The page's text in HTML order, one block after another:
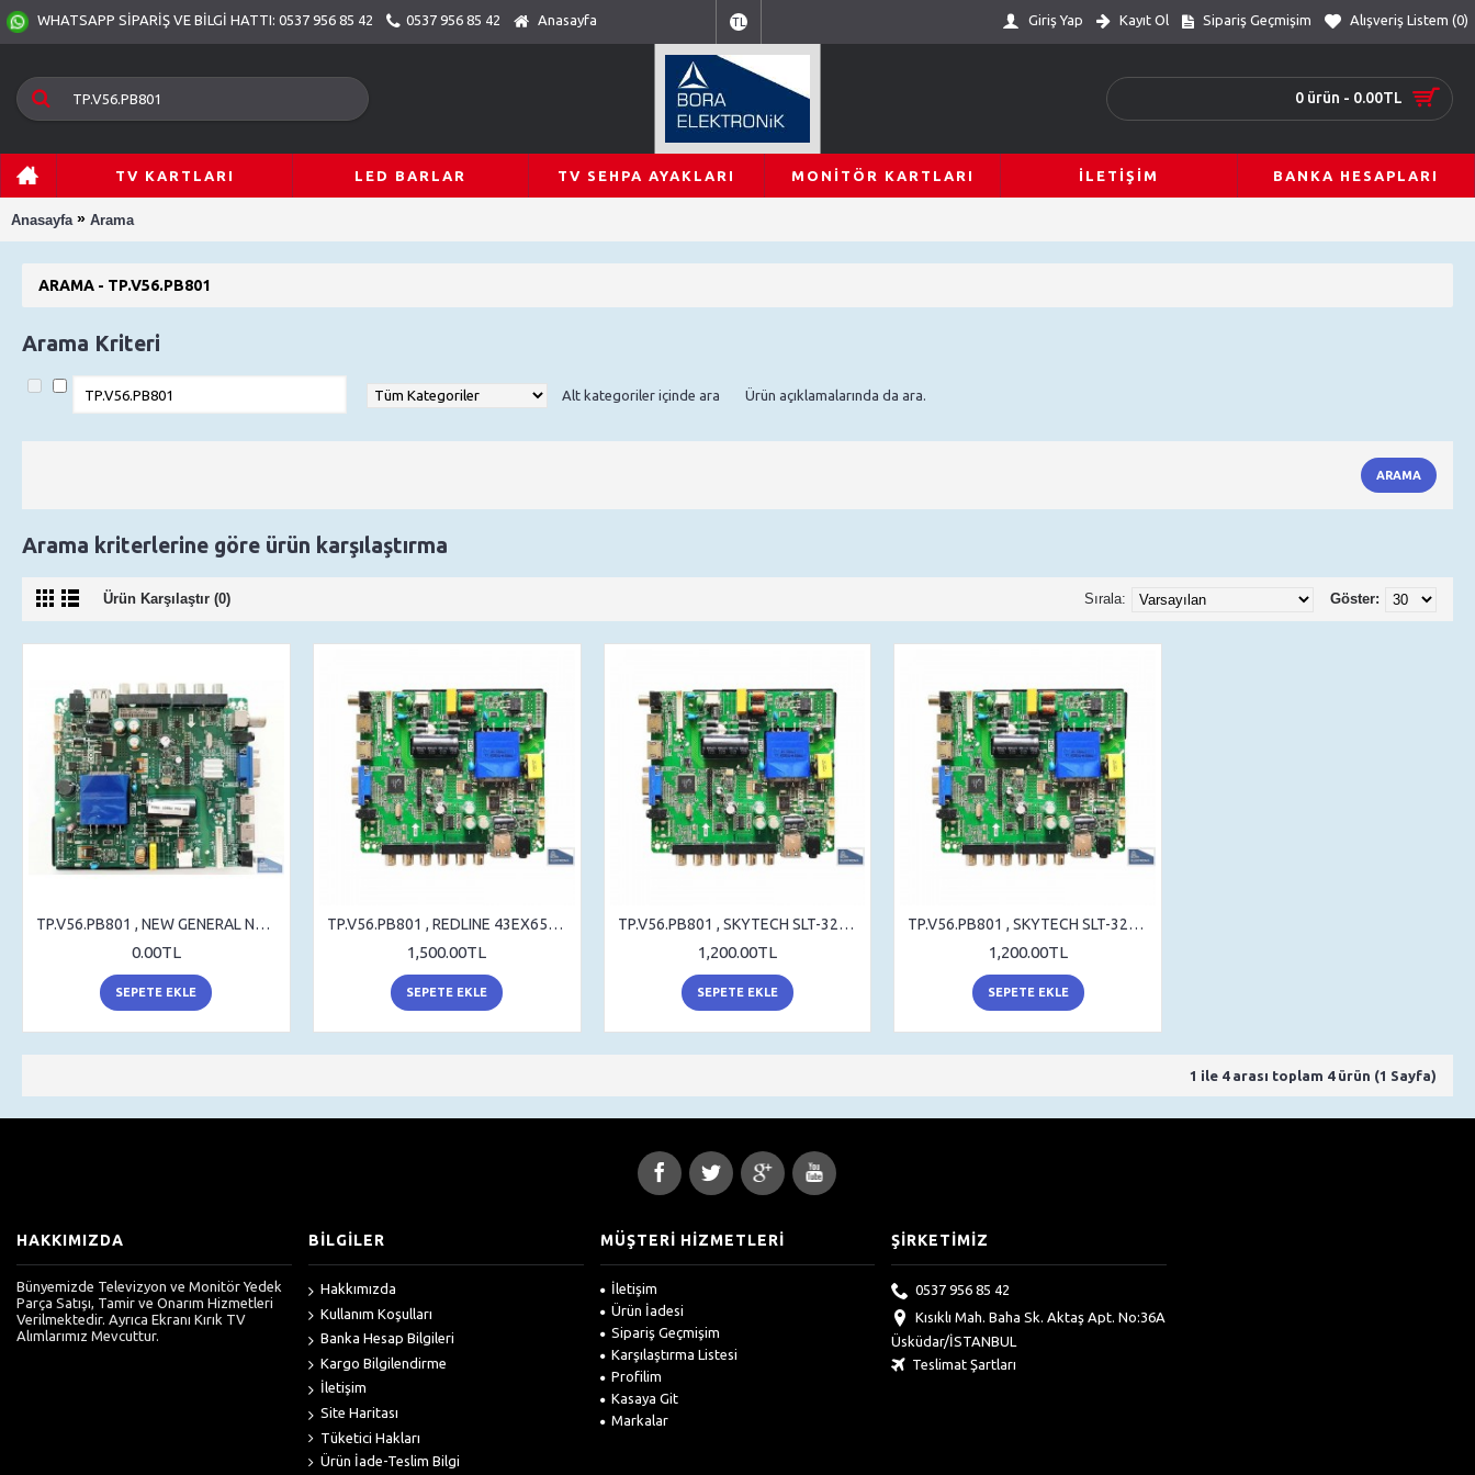
WHATSAPP SİPARİŞ VE BİLGİ HATTI: 0537 956 85 42 0537 956 85 42 Anasayfa TL Giriş Yap Kayıt Ol Sipariş Geçmişim Alışveriş Listem (0)
0 ürün - 0.00TL
TV KARTLARI LED BARLAR TV SEHPA AYAKLARI MONITÖR KARTLARI İLETIŞIM BANKA HESAPLARI
Anasayfa » Arama
ARAMA - TP.V56.PB801
Arama Kriteri
Alt kategoriler içinde ara Ürün açıklamalarında da ara.
Arama kriterlerine göre ürün karşılaştırma
Ürün Karşılaştır (0) Göster:
Sırala:
TP.V56.PB801 , NEW GENERAL NG3288FHD , MAIN BOARD , ANAKART , ST3151A05-8
0.00TL
SEPETE EKLE
TP.V56.PB801 , REDLINE 43EX6543 , CX430DLEDM , MAIN BOARD , ANAKART
1,500.00TL
SEPETE EKLE
TP.V56.PB801 , SKYTECH SLT-3230A , MAIN BOARD , ANAKART , ST3151A05
1,200.00TL
SEPETE EKLE
TP.V56.PB801 , SKYTECH SLT-3230B , MAIN BOARD , ANAKART , T320XVN02
1,200.00TL
SEPETE EKLE
1 ile 4 arası toplam 4 ürün (1 Sayfa)
HAKKIMIZDA
Bünyemizde Televizyon ve Monitör Yedek
Parça Satışı, Tamir ve Onarım Hizmetleri
Verilmektedir. Ayrıca Ekranı Kırık TV
Alımlarımız Mevcuttur.
BİLGİLER
Hakkımızda
Kullanım Koşulları
Banka Hesap Bilgileri
Kargo Bilgilendirme
İletişim
Site Haritası
Tüketici Hakları
Ürün İade-Teslim Bilgi
MÜŞTERİ HİZMETLERİ
İletişim
Ürün İadesi
Sipariş Geçmişim
Karşılaştırma Listesi
Profilim
Kasaya Git
Markalar
ŞİRKETİMİZ
0537 956 85 42
Kısıklı Mah. Baha Sk. Aktaş Apt. No:36A
Üsküdar/İSTANBUL
Teslimat Şartları